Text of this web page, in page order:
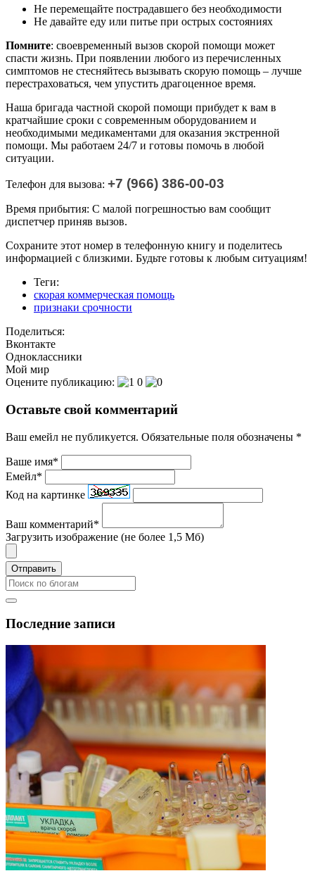
Не перемещайте пострадавшего без необходимости
Не давайте еду или питье при острых состояниях
Помните: своевременный вызов скорой помощи может
спасти жизнь. При появлении любого из перечисленных
симптомов не стесняйтесь вызывать скорую помощь – лучше
перестраховаться, чем упустить драгоценное время.
Наша бригада частной скорой помощи прибудет к вам в
кратчайшие сроки с современным оборудованием и
необходимыми медикаментами для оказания экстренной
помощи. Мы работаем 24/7 и готовы помочь в любой
ситуации.
Телефон для вызова: +7 (966) 386-00-03
Время прибытия: С малой погрешностью вам сообщит
диспетчер приняв вызов.
Сохраните этот номер в телефонную книгу и поделитесь
информацией с близкими. Будьте готовы к любым ситуациям!
Теги:
скорая коммерческая помощь
признаки срочности
Поделиться:
Вконтакте
Одноклассники
Мой мир
Оцените публикацию:
0
Оставьте свой комментарий
Ваш емейл не публикуется. Обязательные поля обозначены *
Ваше имя*
Емейл*
Код на картинке
Ваш комментарий*
Загрузить изображение (не более 1,5 Мб)
Отправить
Последние записи